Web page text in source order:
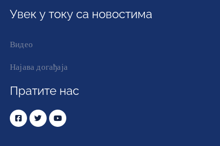
Увек у току са новостима
Видео
Најава догађаја
Пратите нас